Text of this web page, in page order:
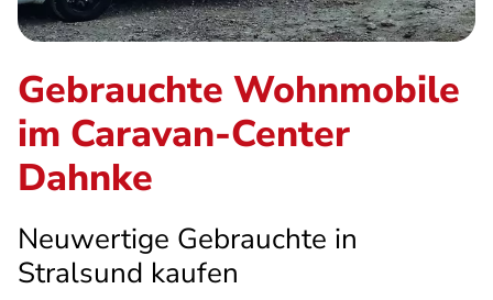
Gebrauchte Wohnmobile
im Caravan-Center
Dahnke
Neuwertige Gebrauchte in
Stralsund kaufen